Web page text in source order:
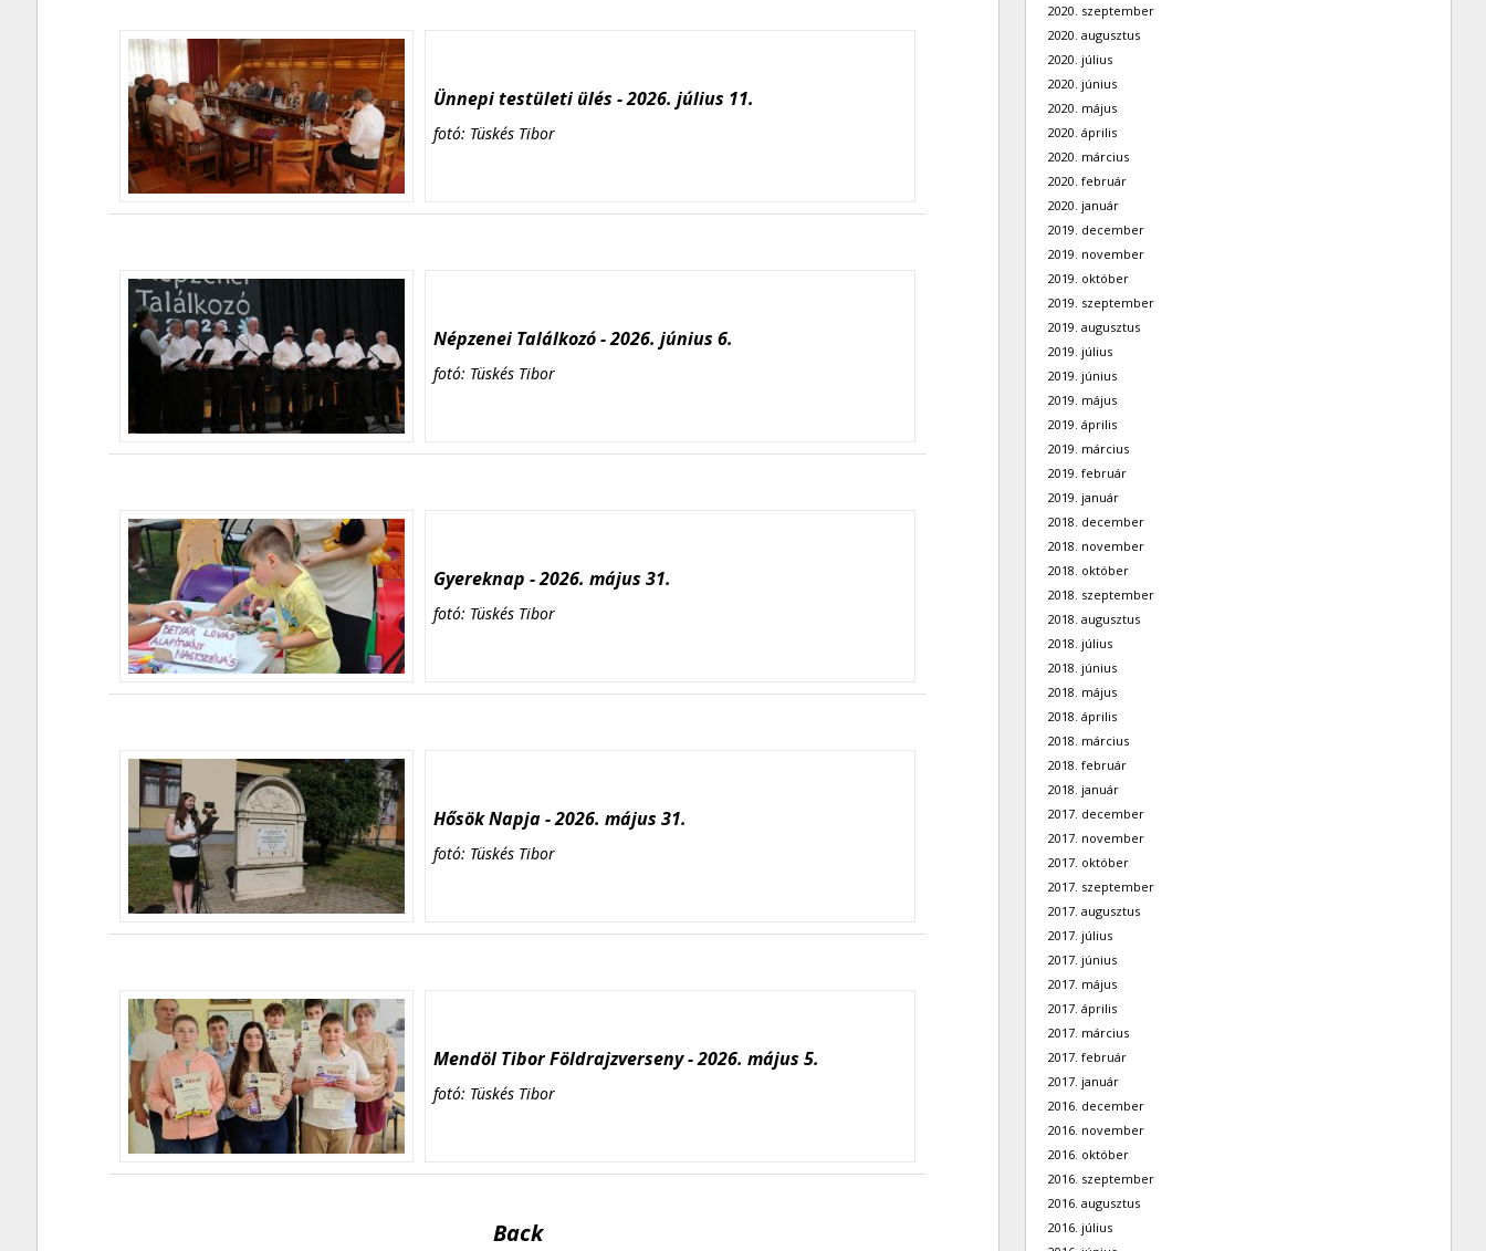
Ünnepi testületi ülés - 2026. július 11.
fotó: Tüskés Tibor
Népzenei Találkozó - 2026. június 6.
fotó: Tüskés Tibor
Gyereknap - 2026. május 31.
fotó: Tüskés Tibor
Hősök Napja - 2026. május 31.
fotó: Tüskés Tibor
Mendöl Tibor Földrajzverseny - 2026. május 5.
fotó: Tüskés Tibor
Back
2020. szeptember
2020. augusztus
2020. július
2020. június
2020. május
2020. április
2020. március
2020. február
2020. január
2019. december
2019. november
2019. október
2019. szeptember
2019. augusztus
2019. július
2019. június
2019. május
2019. április
2019. március
2019. február
2019. január
2018. december
2018. november
2018. október
2018. szeptember
2018. augusztus
2018. július
2018. június
2018. május
2018. április
2018. március
2018. február
2018. január
2017. december
2017. november
2017. október
2017. szeptember
2017. augusztus
2017. július
2017. június
2017. május
2017. április
2017. március
2017. február
2017. január
2016. december
2016. november
2016. október
2016. szeptember
2016. augusztus
2016. július